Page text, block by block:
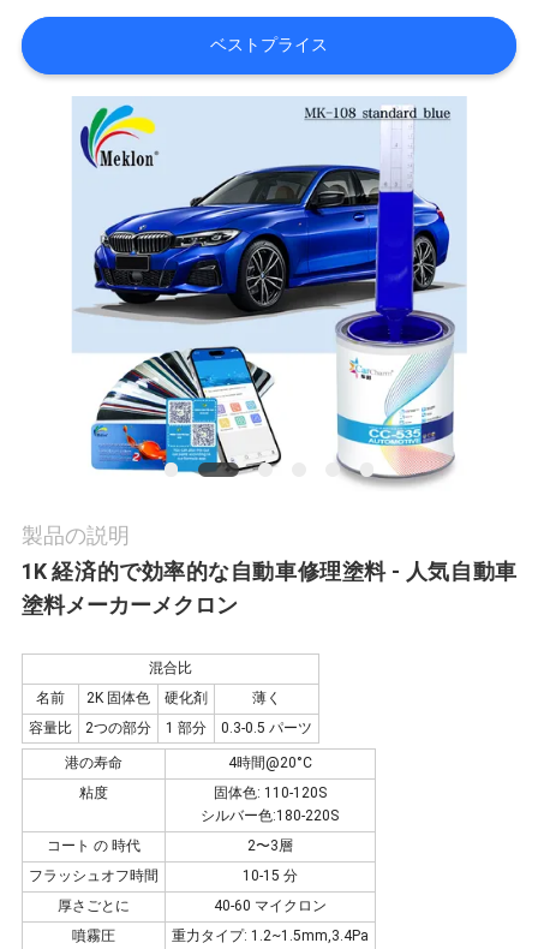
わ
せ
ニ
ュ
ス
ベストプライス
製品の説明
1K 経済的で効率的な自動車修理塗料 - 人気自動車
塗料メーカーメクロン
混合比
名前
2K 固体色 硬化剤
薄く
容量比
2つの部分 1 部分 0.3-0.5 パーツ
港の寿命
4時間@20°C
粘度
固体色: 110-120S
シルバー色:180-220S
コート の 時代
2〜3層
フラッシュオフ時間
10-15 分
厚さごとに
40-60 マイクロン
噴霧圧
重力タイプ: 1.2~1.5mm,3.4Pa